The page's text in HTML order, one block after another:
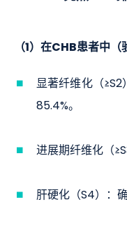
（1）在CHB患者中
显著纤维化（
85.4%。
进展期纤维化（
肝硬化（S4）：